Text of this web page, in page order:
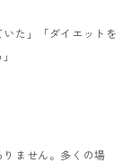
た」
「ダイエットを
ません。 多くの場